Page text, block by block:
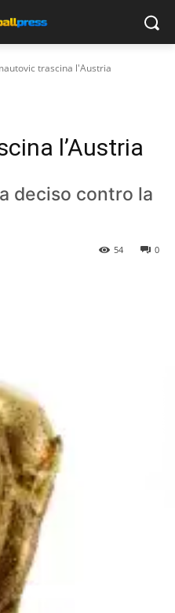
trascina l'Austria
l’Austria
deciso contro la
0
54